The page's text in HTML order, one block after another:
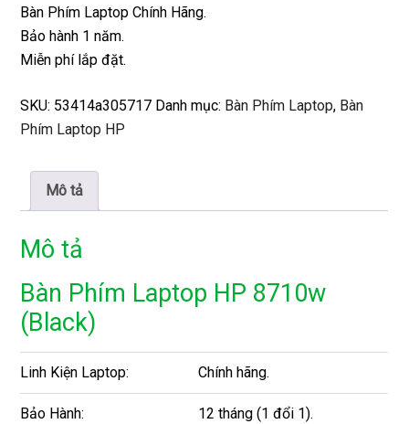
Bàn Phím Laptop Chính Hãng.
Bảo hành 1 năm.
Miễn phí lắp đặt.
SKU: 53414a305717 Danh mục: Bàn Phím Laptop, Bàn
Phím Laptop HP
Mô tả
Mô tả
Bàn Phím Laptop HP 8710w
(Black)
Linh Kiện Laptop: Chính hãng.
Bảo Hành: 12 tháng (1 đổi 1).